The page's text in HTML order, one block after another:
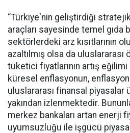
“Türkiye'nin geliştirdiği
araçları sayesinde temel gıda
sektörlerdeki arz kısıtlarının
azaltılmış olsa da
tüketici fiyatlarının artış
küresel enflasyonun,
uluslararası finansal piyasalar
yakından izlenmektedir.
merkez bankaları artan enerji
uyumsuzluğu ile işgücü